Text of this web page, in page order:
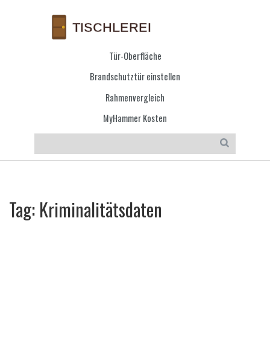
Tür-Oberfläche
Brandschutztür einstellen
Rahmenvergleich
MyHammer Kosten
Tag: Kriminalitätsdaten